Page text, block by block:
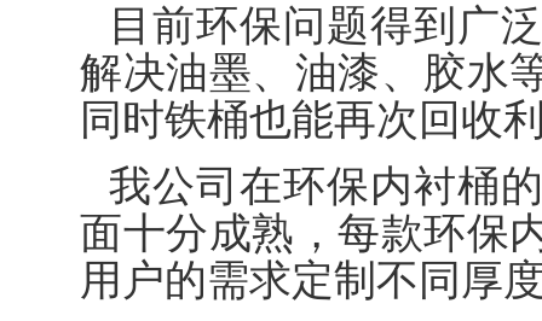
目前环保问题得到广
解决油墨、油漆、胶水
同时铁桶也能再次回收
我公司在环保内衬桶
面十分成熟，每款环保
用户的需求定制不同厚